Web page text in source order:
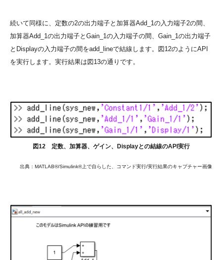
続いて同様に、定数の2の出力端子と加算器Add_1の入力端子2の間、
加算器Add_1の出力端子とGain_1の入力端子の間、Gain_1の出力端子
とDisplayの入力端子の間をadd_lineで結線します。図12のようにAPI
を実行します。実行結果は図13の通りです。
図12 定数、加算器、ゲイン、Displayとの結線のAPI実行
出典：MATLAB®/Simulink®上で自らした、コマンド実行/実行結果のキャプチャー画像